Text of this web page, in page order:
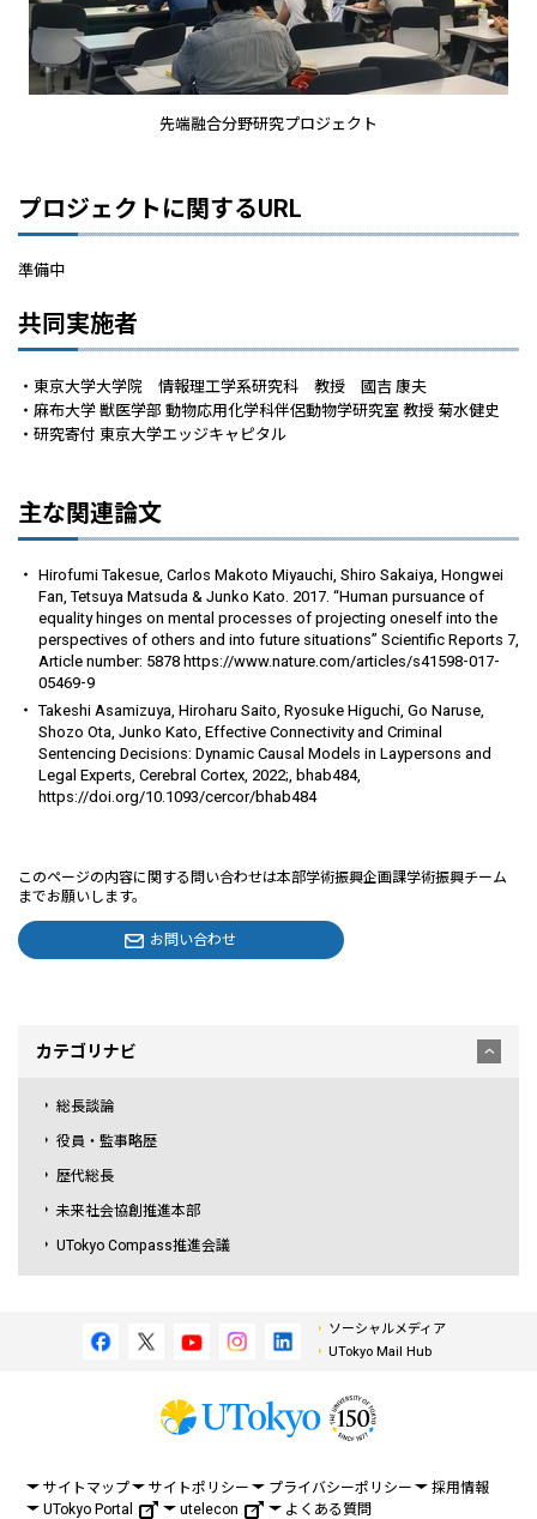
先端融合分野研究プロジェクト
プロジェクトに関するURL
準備中
共同実施者
・東京大学大学院 情報理工学系研究科 教授 國吉 康夫
・麻布大学 獣医学部 動物応用化学科伴侶動物学研究室 教授 菊水健史
・研究寄付 東京大学エッジキャピタル
主な関連論文
Hirofumi Takesue, Carlos Makoto Miyauchi, Shiro Sakaiya, Hongwei
Fan, Tetsuya Matsuda & Junko Kato. 2017. “Human pursuance of
equality hinges on mental processes of projecting oneself into the
perspectives of others and into future situations” Scientific Reports 7,
Article number: 5878 https://www.nature.com/articles/s41598-017-
05469-9
Takeshi Asamizuya, Hiroharu Saito, Ryosuke Higuchi, Go Naruse,
Shozo Ota, Junko Kato, Effective Connectivity and Criminal
Sentencing Decisions: Dynamic Causal Models in Laypersons and
Legal Experts, Cerebral Cortex, 2022;, bhab484,
https://doi.org/10.1093/cercor/bhab484
このページの内容に関する問い合わせは本部学術振興企画課学術振興チーム
までお願いします。
お問い合わせ
カテゴリナビ
総長談論
役員・監事略歴
歴代総長
未来社会協創推進本部
UTokyo Compass推進会議
ソーシャルメディア
UTokyo Mail Hub
サイトマップ サイトポリシー プライバシーポリシー
採用情報
UTokyo Portal
utelecon よくある質問